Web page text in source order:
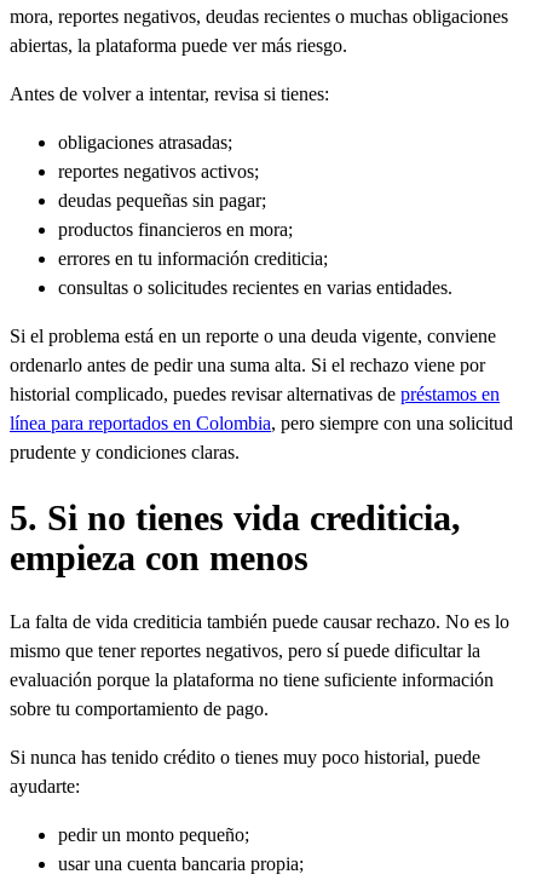
mora, reportes negativos, deudas recientes o muchas obligaciones
abiertas, la plataforma puede ver más riesgo.
Antes de volver a intentar, revisa si tienes:
obligaciones atrasadas;
reportes negativos activos;
deudas pequeñas sin pagar;
productos financieros en mora;
errores en tu información crediticia;
consultas o solicitudes recientes en varias entidades.
Si el problema está en un reporte o una deuda vigente, conviene
ordenarlo antes de pedir una suma alta. Si el rechazo viene por
historial complicado, puedes revisar alternativas de préstamos en
línea para reportados en Colombia, pero siempre con una solicitud
prudente y condiciones claras.
5. Si no tienes vida crediticia,
empieza con menos
La falta de vida crediticia también puede causar rechazo. No es lo
mismo que tener reportes negativos, pero sí puede dificultar la
evaluación porque la plataforma no tiene suficiente información
sobre tu comportamiento de pago.
Si nunca has tenido crédito o tienes muy poco historial, puede
ayudarte:
pedir un monto pequeño;
usar una cuenta bancaria propia;